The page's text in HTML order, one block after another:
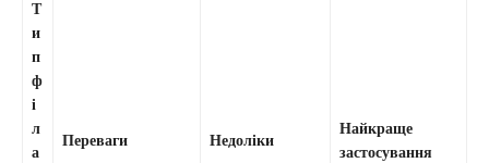
Т
и
п
ф
і
л
а
Переваги Недоліки
Найкраще
застосування